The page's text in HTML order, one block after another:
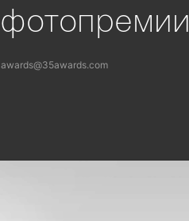
фотопремии
awards@35awards.com